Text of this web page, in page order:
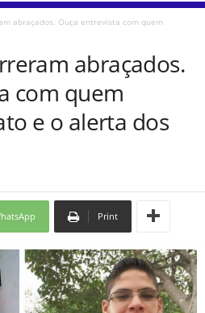
abraçados. Ouça entrevista com quem
abraçados.
com quem
e o alerta dos
Print